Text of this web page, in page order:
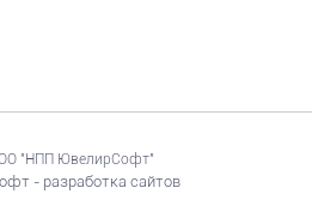
"НПП ЮвелирСофт"
- разработка сайтов